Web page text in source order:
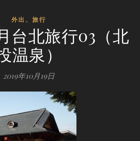
外出、旅行
台北旅行03（北
温泉）
2019年10月19日